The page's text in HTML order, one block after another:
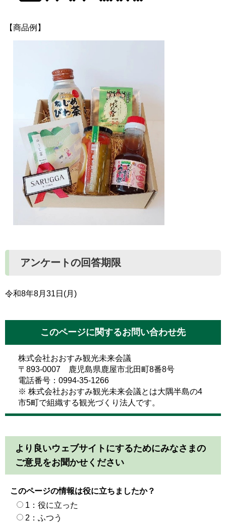
【商品例】
アンケートの回答期限
令和8年8月31日(月)
このページに関するお問い合わせ先
株式会社おおすみ観光未来会議
〒893-0007 鹿児島県鹿屋市北田町8番8号
電話番号：0994-35-1266
※ 株式会社おおすみ観光未来会議とは大隅半島の4
市5町で組織する観光づくり法人です。
より良いウェブサイトにするためにみなさまの
ご意見をお聞かせください
このページの情報は役に立ちましたか？
1：役に立った
2：ふつう